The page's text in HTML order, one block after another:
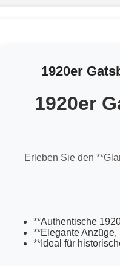
1920er
1920er
Erleben Sie den
**Authentische
**Elegante
**Ideal für